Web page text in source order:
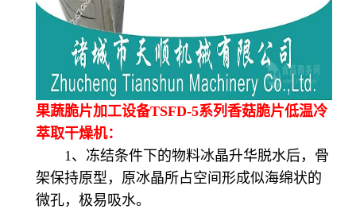
果蔬脆片加工设备TSFD-5系列香菇脆片低温冷
萃取干燥机：
1、冻结条件下的物料冰晶升华脱水后，骨
架保持原型，原冰晶所占空间形成似海绵状的
微孔，极易吸水。